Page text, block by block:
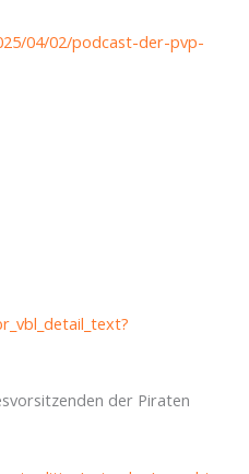
04/02/podcast-der-pvp-
der Piraten